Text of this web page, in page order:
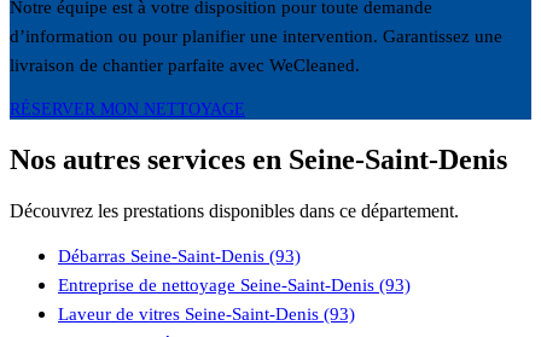
Notre équipe est à votre disposition pour toute demande
d’information ou pour planifier une intervention. Garantissez une
livraison de chantier parfaite avec WeCleaned.
RÉSERVER MON NETTOYAGE
Nos autres services en Seine-Saint-Denis
Découvrez les prestations disponibles dans ce département.
Débarras Seine-Saint-Denis (93)
Entreprise de nettoyage Seine-Saint-Denis (93)
Laveur de vitres Seine-Saint-Denis (93)